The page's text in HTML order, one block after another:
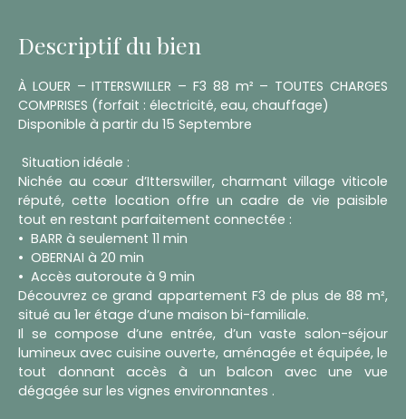
Descriptif du bien
À LOUER – ITTERSWILLER – F3 88 m² – TOUTES CHARGES
COMPRISES (forfait : électricité, eau, chauffage)
Disponible à partir du 15 Septembre
Situation idéale :
Nichée au cœur d’Itterswiller, charmant village viticole
réputé, cette location offre un cadre de vie paisible
tout en restant parfaitement connectée :
BARR à seulement 11 min
OBERNAI à 20 min
Accès autoroute à 9 min
Découvrez ce grand appartement F3 de plus de 88 m²,
situé au 1er étage d’une maison bi-familiale.
Il se compose d’une entrée, d’un vaste salon-séjour
lumineux avec cuisine ouverte, aménagée et équipée, le
tout donnant accès à un balcon avec une vue
dégagée sur les vignes environnantes .